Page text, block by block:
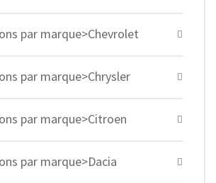
par marque>Chevrolet
par marque>Chrysler
par marque>Citroen
par marque>Dacia